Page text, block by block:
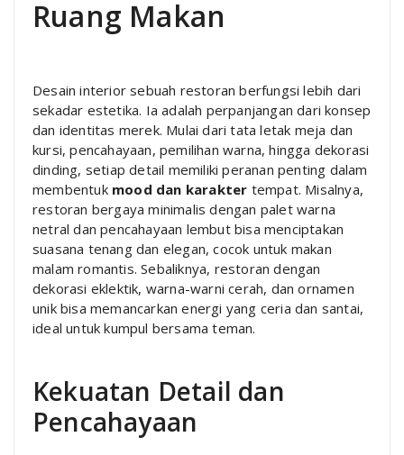
Ruang Makan
Desain interior sebuah restoran berfungsi lebih dari
sekadar estetika. Ia adalah perpanjangan dari konsep
dan identitas merek. Mulai dari tata letak meja dan
kursi, pencahayaan, pemilihan warna, hingga dekorasi
dinding, setiap detail memiliki peranan penting dalam
membentuk mood dan karakter tempat. Misalnya,
restoran bergaya minimalis dengan palet warna
netral dan pencahayaan lembut bisa menciptakan
suasana tenang dan elegan, cocok untuk makan
malam romantis. Sebaliknya, restoran dengan
dekorasi eklektik, warna-warni cerah, dan ornamen
unik bisa memancarkan energi yang ceria dan santai,
ideal untuk kumpul bersama teman.
Kekuatan Detail dan
Pencahayaan